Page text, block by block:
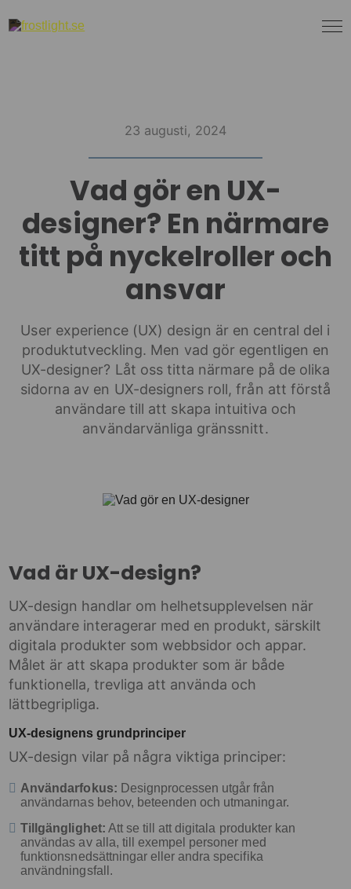
23 augusti, 2024
Vad gör en UX-
designer? En närmare
titt på nyckelroller och
ansvar
User experience (UX) design är en central del i
produktutveckling. Men vad gör egentligen en
UX-designer? Låt oss titta närmare på de olika
sidorna av en UX-designers roll, från att förstå
användare till att skapa intuitiva och
användarvänliga gränssnitt.
Vad är UX-design?
UX-design handlar om helhetsupplevelsen när
användare interagerar med en produkt, särskilt
digitala produkter som webbsidor och appar.
Målet är att skapa produkter som är både
funktionella, trevliga att använda och
lättbegripliga.
UX-designens grundprinciper
UX-design vilar på några viktiga principer:
Användarfokus: Designprocessen utgår från
användarnas behov, beteenden och utmaningar.
Tillgänglighet: Att se till att digitala produkter kan
användas av alla, till exempel personer med
funktionsnedsättningar eller andra specifika
användningsfall.